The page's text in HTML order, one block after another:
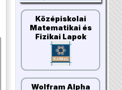
Középiskolai
Matematikai és
Fizikai Lapok
Wolfram Alpha